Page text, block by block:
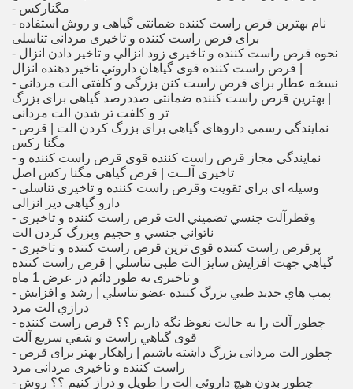
- مگناركس
- نام بهترین قرص راست کننده ضمانتی گیاهی و روش استفاده
برای قرص راست کننده و تاخیری مردانی تناسلی
- نحوه قرص راست کننده و تاخیری زود انزالي و تاخير دادن انزال
| قرص راست کننده قوی گياهان داروئي تاخير دهنده انزال
- نسخه عطار برای قرص راست کنن بزرگی و کلفتی الت مردانی
| بهترین قرص راست کننده ضمانتی صددرصد گیاهی برای بزرگ
تر و کلفت تر شدن الت مردانی
- نمايندگي رسمي داروهاي گياهي براي بزرگ كردن الت | قرص
مگنا ركس
- نمايندگي مجاز قرص راست کننده قوی قرص راست کننده و
تاخیری آلــت | قرص گياهي مگنا ركس اصل
- وسیله ای برای تقویت وقرص راست کننده و تاخیری تناسلی
دارو گیاهی دیر انزالی
- وقطرآلت جنسي تضميني الت قرص راست کننده و تاخیری
ناتواني جنسي و حجيم وبزرگ كردن الت
- پرقرص راست کننده قوی ترين قرص راست کننده و تاخیری
گياهي جهت افزايش سايز الت طبی تناسلي | قرص راست کننده
و تاخیری به طور دائم در عرض 1 ماه
- پمپ هاي جديد طبي بزرگ كننده عضو تناسلي | رشد و افزايش
درازي الت مرد
- چطور آلت را به حالت نعوظ نگه داريم ؟؟ قرص راست کننده
قوی گياهي راست و شقي سريع آلت
- چطور الت مردانی بزرگ داشته باشیم | راهکار بهتر برای قرص
راست کننده و تاخیری مردانی مرد
- چطور بدون هيچ داروئي الت را طويل و دراز كنيم ؟؟ روش